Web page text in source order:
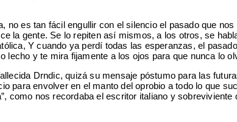
es tan fácil engullir con el silencio el pasado que
la gente. Se lo repiten así mismos, a los otros, se
Y cuando ya perdí todas las esperanzas, el
y te mira fijamente a los ojos para que nunca lo
Drndic, quizá su mensaje póstumo para las
para envolver en el manto del oprobio a todo lo que
como nos recordaba el escritor italiano y sobreviviente